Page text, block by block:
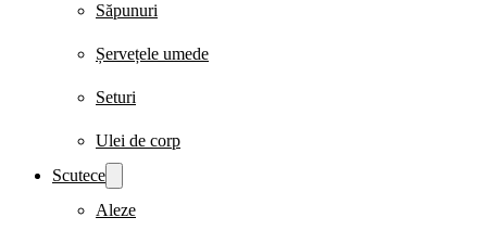
Săpunuri
Șervețele umede
Seturi
Ulei de corp
Scutece
Aleze